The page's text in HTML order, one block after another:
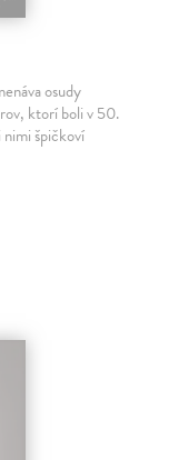
osudy
ktorí boli v 50.
špičkoví